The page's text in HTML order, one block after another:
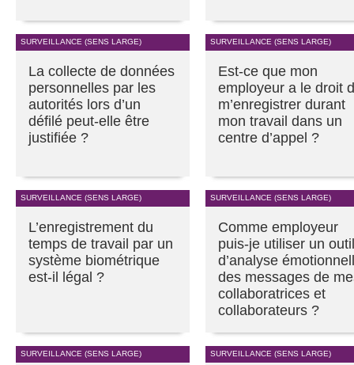
SURVEILLANCE (SENS LARGE)
La collecte de données
personnelles par les
autorités lors d’un
défilé peut-elle être
justifiée ?
SURVEILLANCE (SENS LARGE)
Est-ce que mon
employeur a le droit
m’enregistrer durant
mon travail dans un
centre d’appel ?
SURVEILLANCE (SENS LARGE)
L’enregistrement du
temps de travail par un
système biométrique
est-il légal ?
SURVEILLANCE (SENS LARGE)
Comme employeur
puis-je utiliser un outil
d’analyse
des messages de
collaboratrices et
collaborateurs ?
SURVEILLANCE (SENS LARGE) SURVEILLANCE (SENS LARGE)